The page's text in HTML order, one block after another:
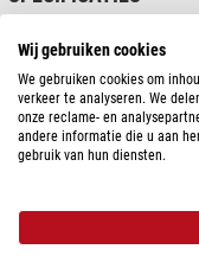
Capaciteit
Ontwerp
Blade length (cm)
Dikte van het blad (mm)
Blade material
Materiaal handvat
Lengte handvat (cm)
Wij gebruiken cookies
We gebruiken cookies om
verkeer te analyseren. We
onze reclame- en
andere informatie die u aan
gebruik van hun diensten.